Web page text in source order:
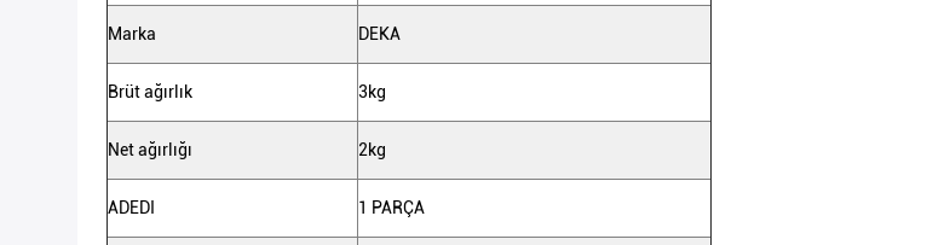
Marka DEKA
Brüt ağırlık 3kg
Net ağırlığı 2kg
ADEDI 1 PARÇA